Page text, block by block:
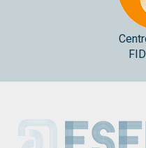
ESEI